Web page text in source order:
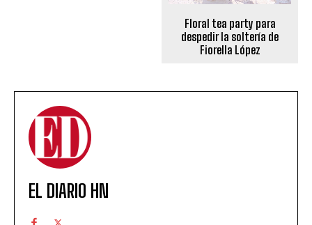
Floral tea party para
despedir la soltería de
Fiorella López
EL DIARIO HN